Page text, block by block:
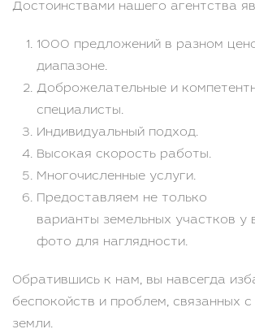
Достоинствами нашего агентства
1000 предложений в разном
диапазоне.
Доброжелательные и
специалисты.
Индивидуальный подход.
Высокая скорость работы.
Многочисленные услуги.
Предоставляем не только
варианты земельных участков у
фото для наглядности.
Обратившись к нам, вы навсегда
беспокойств и проблем, связанных с
земли.